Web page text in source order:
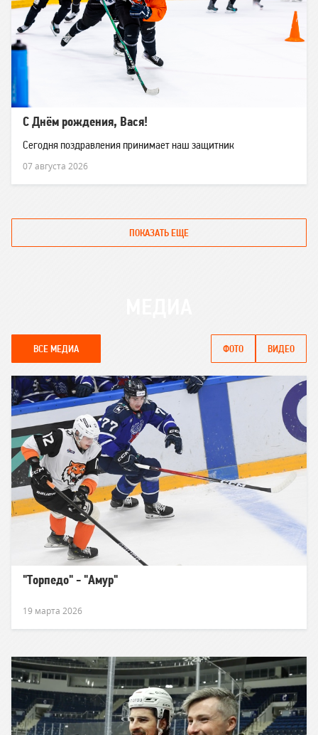
С Днём рождения, Вася!
Сегодня поздравления принимает наш защитник
07 августа 2026
ПОКАЗАТЬ ЕЩЕ
ВСЕ МЕДИА ФОТО ВИДЕО
"Торпедо" - "Амур"
19 марта 2026